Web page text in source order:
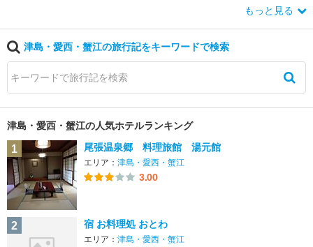
もっと見る
津島・愛西・蟹江の旅行記をキーワードで検索
津島・愛西・蟹江の人気ホテルランキング
1 尾張温泉郷 料理旅館 湯元館
エリア： 津島・愛西・蟹江
3.00
2 宿 お料理処 おとわ
エリア： 津島・愛西・蟹江